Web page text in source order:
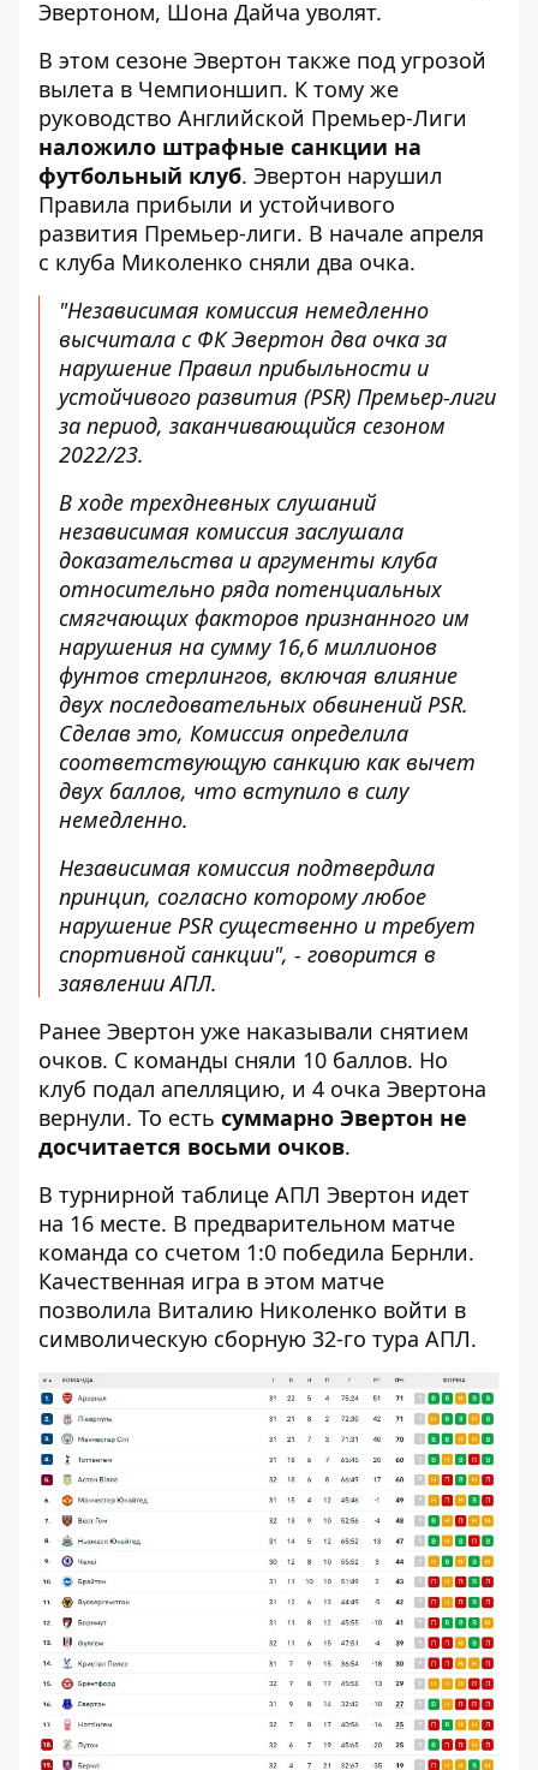
Эвертоном, Шона Дайча уволят.
В этом сезоне Эвертон также под угрозой
вылета в Чемпионшип. К тому же
руководство Английской Премьер-Лиги
наложило штрафные санкции на
футбольный клуб. Эвертон нарушил
Правила прибыли и устойчивого
развития Премьер-лиги. В начале апреля
с клуба Миколенко сняли два очка.
"Независимая комиссия немедленно
высчитала с ФК Эвертон два очка за
нарушение Правил прибыльности и
устойчивого развития (PSR) Премьер-лиги
за период, заканчивающийся сезоном
2022/23.
В ходе трехдневных слушаний
независимая комиссия заслушала
доказательства и аргументы клуба
относительно ряда потенциальных
смягчающих факторов признанного им
нарушения на сумму 16,6 миллионов
фунтов стерлингов, включая влияние
двух последовательных обвинений PSR.
Сделав это, Комиссия определила
соответствующую санкцию как вычет
двух баллов, что вступило в силу
немедленно.
Независимая комиссия подтвердила
принцип, согласно которому любое
нарушение PSR существенно и требует
спортивной санкции", - говорится в
заявлении АПЛ.
Ранее Эвертон уже наказывали снятием
очков. С команды сняли 10 баллов. Но
клуб подал апелляцию, и 4 очка Эвертона
вернули. То есть суммарно Эвертон не
досчитается восьми очков.
В турнирной таблице АПЛ Эвертон идет
на 16 месте. В предварительном матче
команда со счетом 1:0 победила Бернли.
Качественная игра в этом матче
позволила Виталию Николенко войти в
символическую сборную 32-го тура АПЛ.